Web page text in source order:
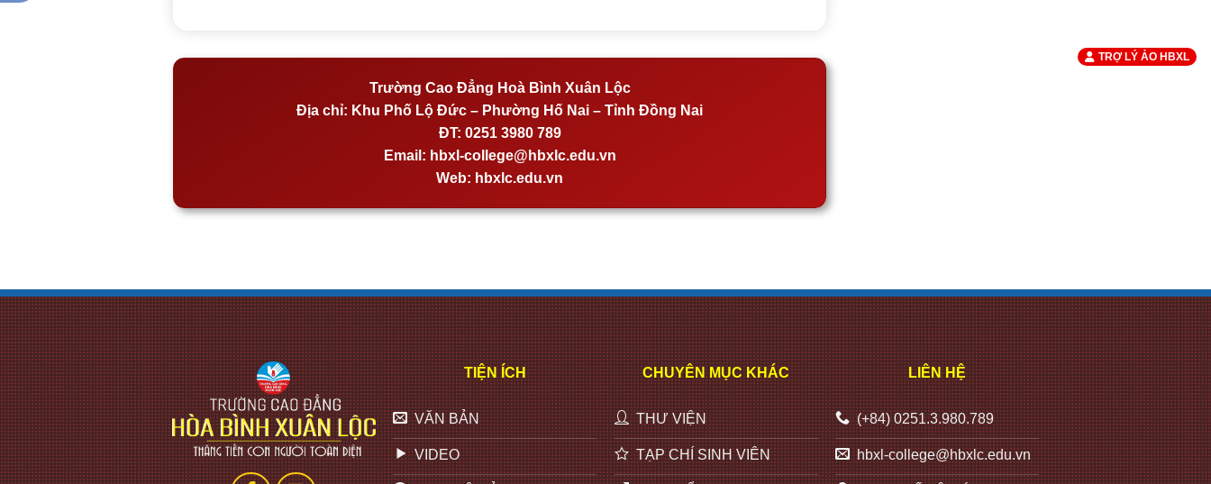
Trường Cao Đẳng Hoà Bình Xuân Lộc
Địa chỉ: Khu Phố Lộ Đức – Phường Hố Nai – Tỉnh Đồng Nai
ĐT: 0251 3980 789
Email: hbxl-college@hbxlc.edu.vn
Web: hbxlc.edu.vn
TIỆN ÍCH
VĂN BẢN
VIDEO
CHUYÊN MỤC KHÁC
THƯ VIỆN
TẠP CHÍ SINH VIÊN
LIÊN HỆ
(+84) 0251.3.980.789
hbxl-college@hbxlc.edu.vn
TRỢ LÝ ẢO HBXL